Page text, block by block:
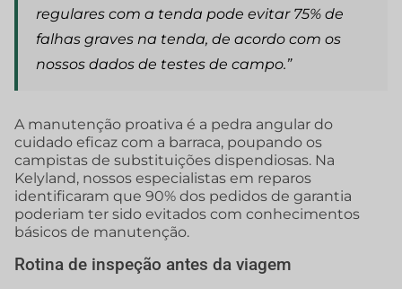
regulares com a tenda pode evitar 75% de
falhas graves na tenda, de acordo com os
nossos dados de testes de campo.”
A manutenção proativa é a pedra angular do
cuidado eficaz com a barraca, poupando os
campistas de substituições dispendiosas. Na
Kelyland, nossos especialistas em reparos
identificaram que 90% dos pedidos de garantia
poderiam ter sido evitados com conhecimentos
básicos de manutenção.
Rotina de inspeção antes da viagem